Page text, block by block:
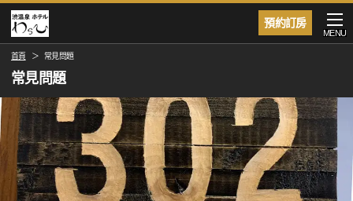
預約訂房
MENU
首頁 常見問題
常見問題